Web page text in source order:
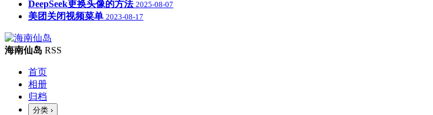
DeepSeek更换头像的方法 2025-08-07
美团关闭视频菜单 2023-08-17
海南仙岛 RSS
首页
相册
归档
分类 ›